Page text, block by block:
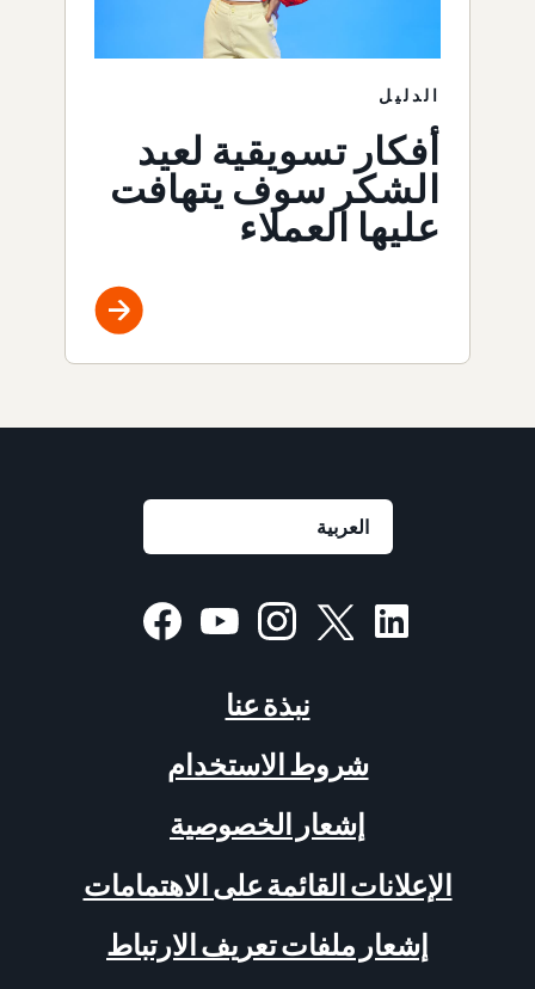
الدليل
أفكار تسويقية لعيد
الشكر سوف يتهافت
عليها العملاء
نبذة عنا
شروط الاستخدام
إشعار الخصوصية
الإعلانات القائمة على الاهتمامات
إشعار ملفات تعريف الارتباط